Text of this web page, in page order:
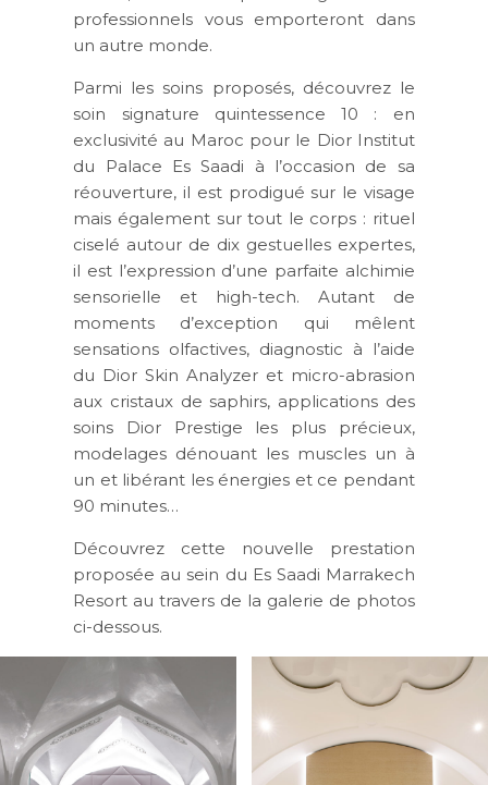
professionnels vous emporteront dans
un autre monde.
Parmi les soins proposés, découvrez le
soin signature quintessence 10 : en
exclusivité au Maroc pour le Dior Institut
du Palace Es Saadi à l’occasion de sa
réouverture, il est prodigué sur le visage
mais également sur tout le corps : rituel
ciselé autour de dix gestuelles expertes,
il est l’expression d’une parfaite alchimie
sensorielle et high-tech. Autant de
moments d’exception qui mêlent
sensations olfactives, diagnostic à l’aide
du Dior Skin Analyzer et micro-abrasion
aux cristaux de saphirs, applications des
soins Dior Prestige les plus précieux,
modelages dénouant les muscles un à
un et libérant les énergies et ce pendant
90 minutes…
Découvrez cette nouvelle prestation
proposée au sein du Es Saadi Marrakech
Resort au travers de la galerie de photos
ci-dessous.